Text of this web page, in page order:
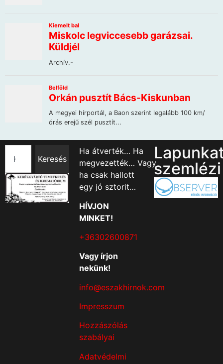
Keresés
Ha átverték… Ha
megvezették… Vagy
ha csak hallott
egy jó sztorit…
HÍVJON
MINKET!
+36302600871
Vagy írjon
nekünk!
info@eszakhirnok.com
Impresszum
Hozzászólás
szabályai
Adatvédelmi
szemlézi